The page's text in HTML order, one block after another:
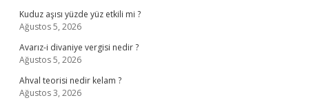
Kuduz aşısı yüzde yüz etkili mi ?
Ağustos 5, 2026
Avarız-i divaniye vergisi nedir ?
Ağustos 5, 2026
Ahval teorisi nedir kelam ?
Ağustos 3, 2026